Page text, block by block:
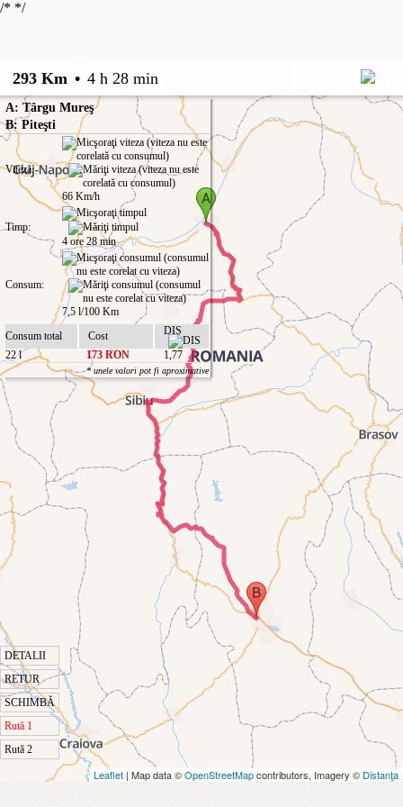
/* */
293 Km • 4 h 28 min
DETALII
RETUR
SCHIMBĂ
Rută 1
Rută 2
A: Târgu Mureş
B: Piteşti
Viteză:
66 Km/h
Timp:
4 ore 28 min
Consum:
7,5 l/100 Km
Consum total
Cost
DIS
22 l
173 RON 1,77
* unele valori pot fi aproximative